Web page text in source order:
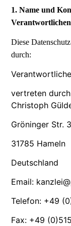
1. Name und
Verantwortlichen
Diese
durch:
vertreten
Christoph
Gröninger Str.
31785 Hameln
Deutschland
Email:
Telefon: +49
Fax: +49